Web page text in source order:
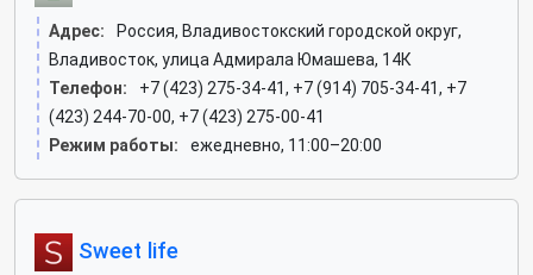
Адрес:
Россия, Владивостокский городской округ,
Владивосток, улица Адмирала Юмашева, 14К
Телефон:
+7 (423) 275-34-41, +7 (914) 705-34-41, +7
(423) 244-70-00, +7 (423) 275-00-41
Режим работы:
ежедневно, 11:00–20:00
Sweet life